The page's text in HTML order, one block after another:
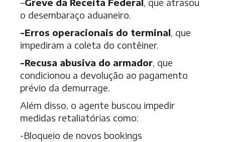
–Greve da Receita Federal, que atrasou
o desembaraço aduaneiro.
-Erros operacionais do terminal, que
impediram a coleta do contêiner.
-Recusa abusiva do armador, que
condicionou a devolução ao pagamento
prévio da demurrage.
Além disso, o agente buscou impedir
medidas retaliatórias como:
-Bloqueio de novos bookings